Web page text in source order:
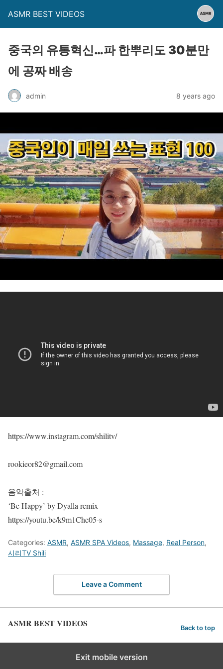
ASMR BEST VIDEOS
중국의 유통혁신…파 한뿌리도 30분만
에 공짜 배송
admin 8 years ago
https://www.instagram.com/shilitv/
rookieor82@gmail.com
음악출처 :
‘Be Happy’ by Dyalla remix
https://youtu.be/k9m1Che05-s
Categories: ASMR, ASMR SPA Videos, Massage, Real Person,
시리TV Shili
Leave a Comment
ASMR BEST VIDEOS Back to top
Exit mobile version